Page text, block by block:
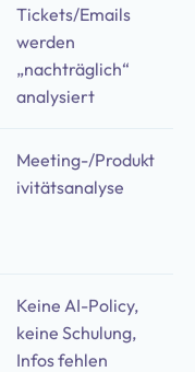
Tickets/Emails
werden
„nachträglich“
analysiert
Meeting-/Produkt
ivitätsanalyse
Keine AI-Policy,
keine Schulung,
Infos fehlen